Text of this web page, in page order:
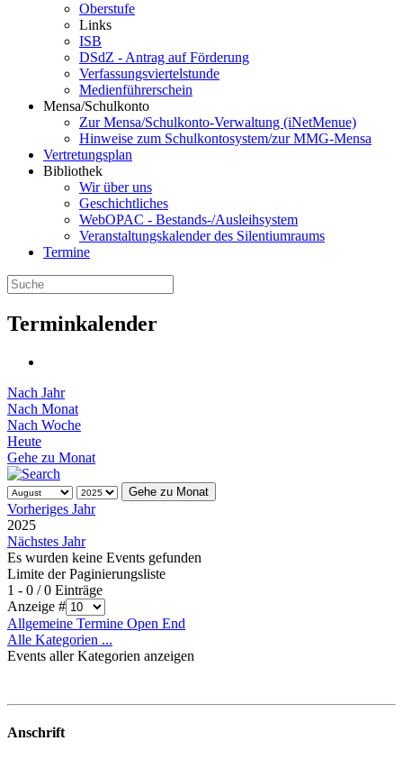
Oberstufe
Links
ISB
DSdZ - Antrag auf Förderung
Verfassungsviertelstunde
Medienführerschein
Mensa/Schulkonto
Zur Mensa/Schulkonto-Verwaltung (iNetMenue)
Hinweise zum Schulkontosystem/zur MMG-Mensa
Vertretungsplan
Bibliothek
Wir über uns
Geschichtliches
WebOPAC - Bestands-/Ausleihsystem
Veranstaltungskalender des Silentiumraums
Termine
Terminkalender
Nach Jahr
Nach Monat
Nach Woche
Heute
Gehe zu Monat
Gehe zu Monat
Vorheriges Jahr
2025
Nächstes Jahr
Es wurden keine Events gefunden
Limite der Paginierungsliste
1 - 0 / 0 Einträge
Anzeige #
Allgemeine Termine Open End
Alle Kategorien ...
Events aller Kategorien anzeigen
Anschrift